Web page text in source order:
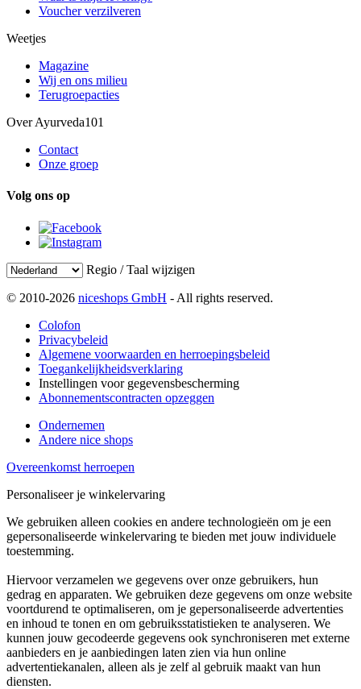
Voucher verzilveren
Weetjes
Magazine
Wij en ons milieu
Terugroepacties
Over Ayurveda101
Contact
Onze groep
Volg ons op
Regio / Taal wijzigen
© 2010-2026 niceshops GmbH - All rights reserved.
Colofon
Privacybeleid
Algemene voorwaarden en herroepingsbeleid
Toegankelijkheidsverklaring
Instellingen voor gegevensbescherming
Abonnementscontracten opzeggen
Ondernemen
Andere nice shops
Overeenkomst herroepen
Personaliseer je winkelervaring
We gebruiken alleen cookies en andere technologieën om je een
gepersonaliseerde winkelervaring te bieden met jouw individuele
toestemming.
Hiervoor verzamelen we gegevens over onze gebruikers, hun
gedrag en apparaten. We gebruiken deze gegevens om onze website
voortdurend te optimaliseren, om je gepersonaliseerde advertenties
en inhoud te tonen en om gebruiksstatistieken te analyseren. We
kunnen jouw gecodeerde gegevens ook synchroniseren met externe
aanbieders en je aanbiedingen laten zien via hun online
advertentiekanalen, alleen als je zelf al gebruik maakt van hun
diensten.